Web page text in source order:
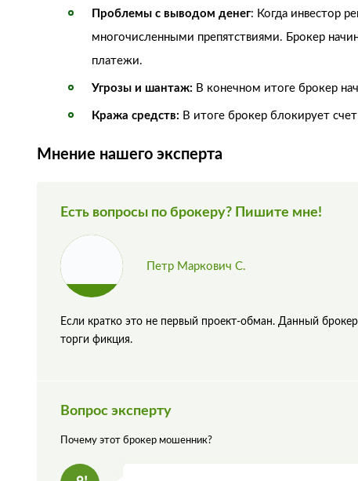
Проблемы с выводом денег: Когда инвестор
многочисленными препятствиями. Брокер
платежи.
Угрозы и шантаж: В конечном итоге брокер
Кража средств: В итоге брокер блокирует
Мнение нашего эксперта
Есть вопросы по брокеру? Пишите мне!
Петр Маркович С.
Если кратко это не первый проект-обман. Данный
торги фикция.
Вопрос эксперту
Почему этот брокер мошенник?